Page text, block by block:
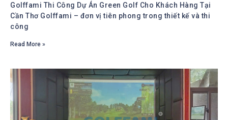
Golffami Thi Công Dự Án Green Golf Cho Khách Hàng Tại
Cần Thơ Golffami – đơn vị tiên phong trong thiết kế và thi
công
Read More »